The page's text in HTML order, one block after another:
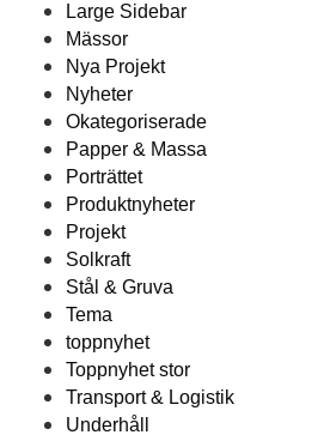
Large Sidebar
Mässor
Nya Projekt
Nyheter
Okategoriserade
Papper & Massa
Porträttet
Produktnyheter
Projekt
Solkraft
Stål & Gruva
Tema
toppnyhet
Toppnyhet stor
Transport & Logistik
Underhåll